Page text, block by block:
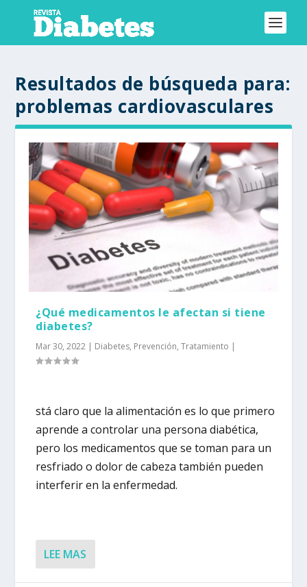
Resultados de búsqueda para:
problemas cardiovasculares
¿Qué medicamentos le afectan si tiene
diabetes?
Mar 30, 2022 | Diabetes, Prevención,Tratamiento |
stá claro que la alimentación es lo que primero
aprende a controlar una persona diabética,
pero los medicamentos que se toman para un
resfriado o dolor de cabeza también pueden
interferir en la enfermedad.
LEE MAS